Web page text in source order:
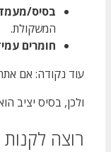
בסיס/
המשקולת.
חומרים
עוד נקודה: אם
ולכן, בסיס יציב
רוצה